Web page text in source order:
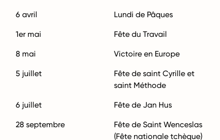
6 avril Lundi de Pâques
1er mai Fête du Travail
8 mai Victoire en Europe
5 juillet
Fête de saint Cyrille et
saint Méthode
6 juillet Fête de Jan Hus
28 septembre
Fête de Saint Wenceslas
(Fête nationale tchèque)